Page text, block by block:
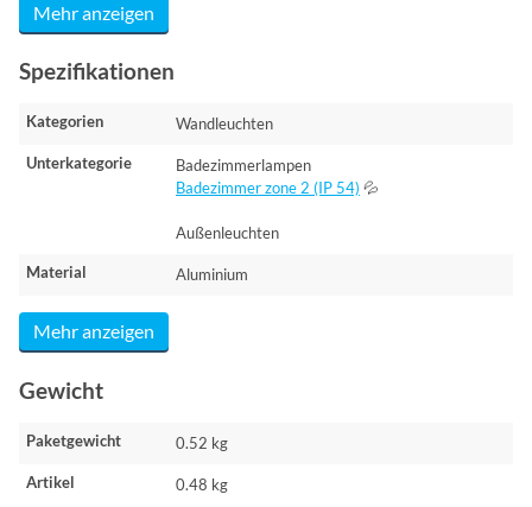
Mehr anzeigen
Spezifikationen
Kategorien Wandleuchten
Unterkategorie
Badezimmerlampen
Badezimmer zone 2 (IP 54) 💦
Außenleuchten
Material Aluminium
Mehr anzeigen
Gewicht
Paketgewicht 0.52 kg
Artikel 0.48 kg